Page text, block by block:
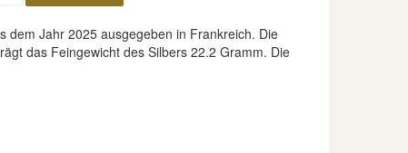
dem Jahr 2025 ausgegeben in Frankreich. Die
das Feingewicht des Silbers 22.2 Gramm. Die